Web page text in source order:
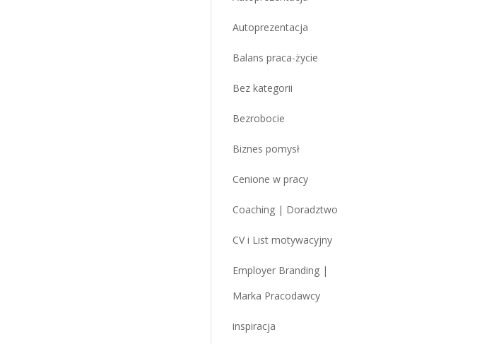
Autoprezentacja
Balans praca-życie
Bez kategorii
Bezrobocie
Biznes pomysł
Cenione w pracy
Coaching | Doradztwo
CV i List motywacyjny
Employer Branding |
Marka Pracodawcy
inspiracja